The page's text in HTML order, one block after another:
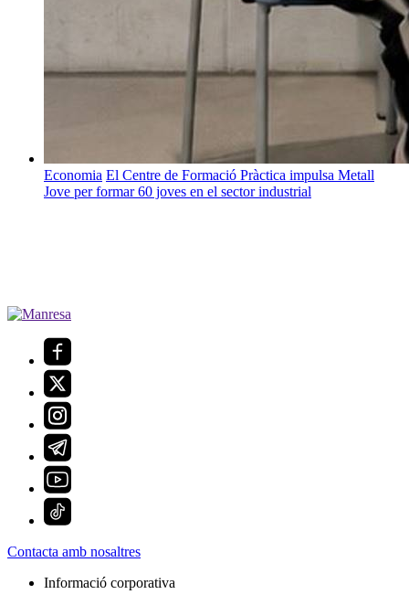
Economia El Centre de Formació Pràctica impulsa Metall
Jove per formar 60 joves en el sector industrial
Contacta amb nosaltres
Informació corporativa